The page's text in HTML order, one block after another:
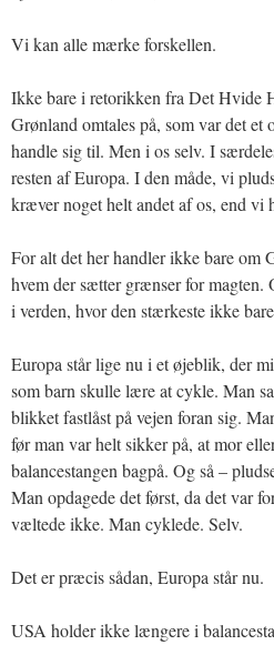
Vi kan alle mærke forskellen.
Ikke bare i retorikken fra Det Hvide
Grønland omtales på, som var det et
handle sig til. Men i os selv. I
resten af Europa. I den måde, vi
kræver noget helt andet af os, end vi
For alt det her handler ikke bare om
hvem der sætter grænser for magten.
i verden, hvor den stærkeste ikke
Europa står lige nu i et øjeblik, der
som barn skulle lære at cykle. Man
blikket fastlåst på vejen foran sig.
før man var helt sikker på, at mor
balancestangen bagpå. Og så –
Man opdagede det først, da det var
væltede ikke. Man cyklede. Selv.
Det er præcis sådan, Europa står nu.
USA holder ikke længere i